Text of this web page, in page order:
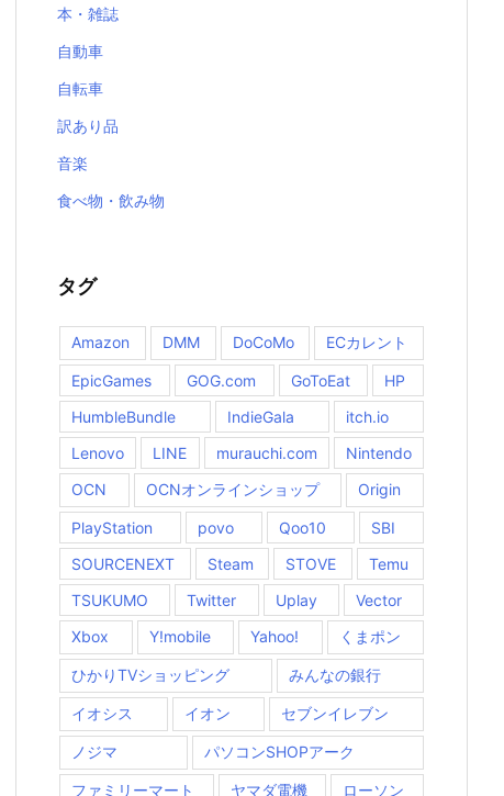
本・雑誌
自動車
自転車
訳あり品
音楽
食べ物・飲み物
タグ
Amazon DMM DoCoMo ECカレント
EpicGames GOG.com GoToEat
HP
HumbleBundle
IndieGala
itch.io
Lenovo
LINE murauchi.com
Nintendo
OCN
OCNオンラインショップ Origin
PlayStation povo Qoo10
SBI
SOURCENEXT
Steam STOVE
Temu
TSUKUMO
Twitter Uplay
Vector
Xbox
Y!mobile Yahoo! くまポン
ひかりTVショッピング みんなの銀行
イオシス イオン セブンイレブン
ノジマ パソコンSHOPアーク
ファミリーマート ヤマダ電機 ローソン